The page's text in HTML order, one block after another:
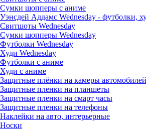
Сумки шопперы с аниме
Уэнсдей Аддамс Wednesday - футболки,
Свитшоты Wednesday
Сумки шопперы Wednesday
Футболки Wednesday
Худи Wednesday
Футболки с аниме
Худи с аниме
Защитные плёнки на камеры автомобилей
Защитные пленки на планшеты
Защитные пленки на смарт часы
Защитные пленки на телефоны
Наклейки на авто, интерьерные
Носки